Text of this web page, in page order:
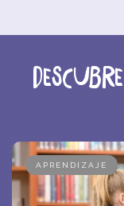
APRENDIZAJE